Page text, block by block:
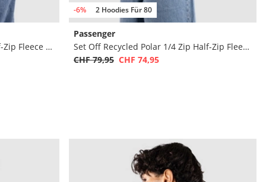
Home 2.0 Recycled Sherpa Half-Zip Fleece Pullover
-6% 2 Hoodies Für 80
Passenger
Set Off Recycled Polar 1/4 Zip Half-Zip Fleece Pullover
CHF 79,95 CHF 74,95